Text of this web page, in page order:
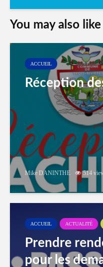
You may also like
ACCUEIL
Réception
Mike DANINTHE 514
ACCUEIL ACTUALITÉ
Prendre
pour les